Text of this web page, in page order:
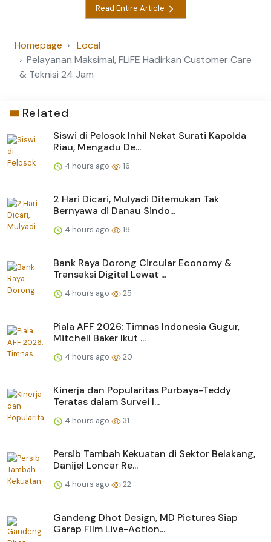
Read Entire Article
Homepage
Local
Pelayanan Maksimal, FLiFE Hadirkan Customer Care
& Teknisi 24 Jam
Related
Siswi di Pelosok Inhil Nekat Surati Kapolda
Riau, Mengadu De...
4 hours ago 16
2 Hari Dicari, Mulyadi Ditemukan Tak
Bernyawa di Danau Sindo...
4 hours ago 18
Bank Raya Dorong Circular Economy &
Transaksi Digital Lewat ...
4 hours ago 25
Piala AFF 2026: Timnas Indonesia Gugur,
Mitchell Baker Ikut ...
4 hours ago 20
Kinerja dan Popularitas Purbaya-Teddy
Teratas dalam Survei I...
4 hours ago 31
Persib Tambah Kekuatan di Sektor Belakang,
Danijel Loncar Re...
4 hours ago 22
Gandeng Dhot Design, MD Pictures Siap
Garap Film Live-Action...